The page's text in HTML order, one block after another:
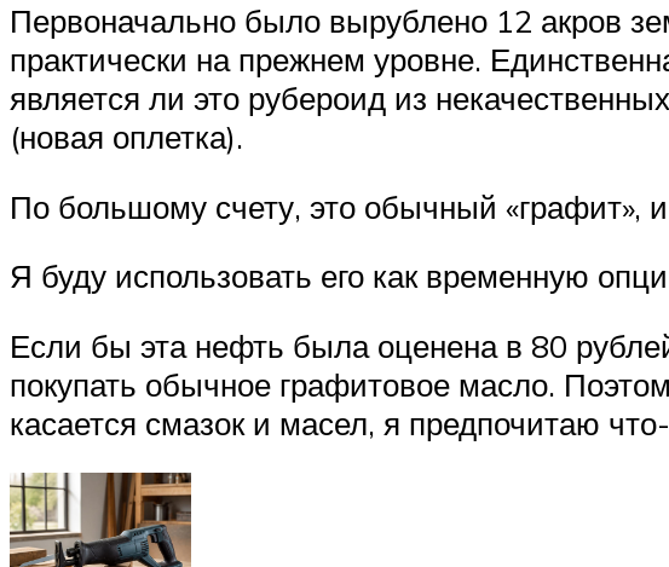
Первоначально было вырублено 12 акров
практически на прежнем уровне.
является ли это рубероид из
(новая оплетка).
По большому счету, это обычный «графит»,
Я буду использовать его как временную
Если бы эта нефть была оценена в 80
покупать обычное графитовое масло.
касается смазок и масел, я предпочитаю